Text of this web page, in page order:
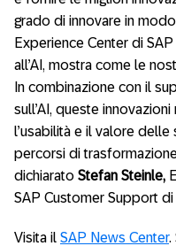
grado di innovare in
Experience Center di
all’AI, mostra come le
In combinazione con il
sull’AI, queste
l’usabilità e il valore
percorsi di
dichiarato Stefan Steinle,
SAP Customer Support di
Visita il SAP News Center.